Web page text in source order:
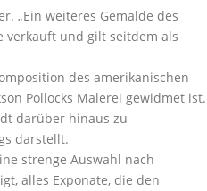
„Ein weiteres Gemälde des
verkauft und gilt seitdem als
des amerikanischen
Pollocks Malerei gewidmet ist.
darüber hinaus zu
darstellt.
strenge Auswahl nach
alles Exponate, die den